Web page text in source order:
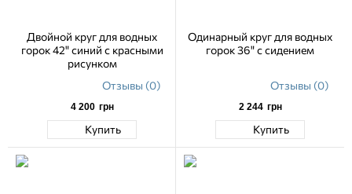
Двойной круг для водных
горок 42" синий с красными
рисунком
Отзывы (0)
4 200 грн
Купить
Одинарный круг для водных
горок 36" с сидением
Отзывы (0)
2 244 грн
Купить